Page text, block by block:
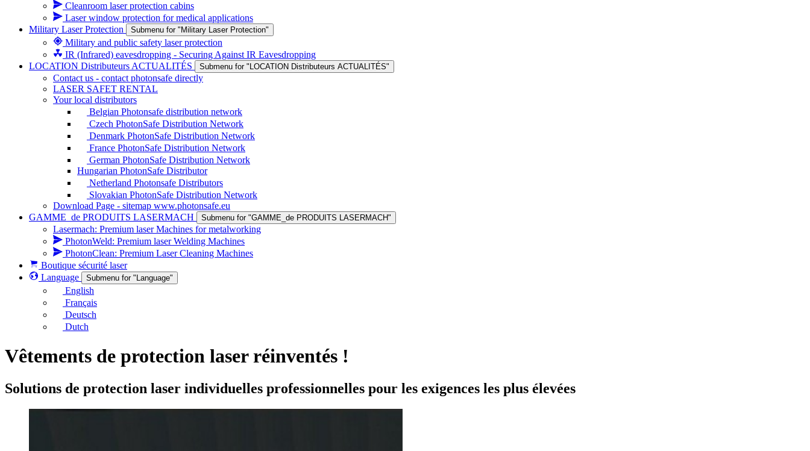
Cleanroom laser protection cabins
Laser window protection for medical applications
Military Laser Protection
Submenu for "Military Laser Protection"
Military and public safety laser protection
IR (Infrared) eavesdropping - Securing Against IR Eavesdropping
LOCATION Distributeurs ACTUALITÉS
Submenu for "LOCATION Distributeurs ACTUALITÉS"
Contact us - contact photonsafe directly
LASER SAFET RENTAL
Your local distributors
Belgian Photonsafe distribution network
Czech PhotonSafe Distribution Network
Denmark PhotonSafe Distribution Network
France PhotonSafe Distribution Network
German PhotonSafe Distribution Network
Hungarian PhotonSafe Distributor
Netherland Photonsafe Distributors
Slovakian PhotonSafe Distribution Network
Download Page - sitemap www.photonsafe.eu
GAMME_de PRODUITS LASERMACH
Submenu for "GAMME_de PRODUITS LASERMACH"
Lasermach: Premium laser Machines for metalworking
PhotonWeld: Premium laser Welding Machines
PhotonClean: Premium Laser Cleaning Machines
Boutique sécurité laser
Language
Submenu for "Language"
English
Français
Deutsch
Dutch
Vêtements de protection laser réinventés !
Solutions de protection laser individuelles professionnelles pour les exigences les plus élevées